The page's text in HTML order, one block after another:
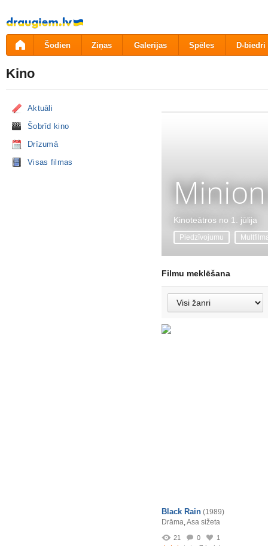
Pāriet
uz
saturu
Šodien Ziņas Galerijas Spēles D-biedri
Kino
Aktuāli
Šobrīd kino
Drīzumā
Visas filmas
Kinoteātros no 1. jūlija
Piedzīvojumu
Filmu meklēšana
Black Rain (1989)
Drāma,Asa sižeta
21 0 1